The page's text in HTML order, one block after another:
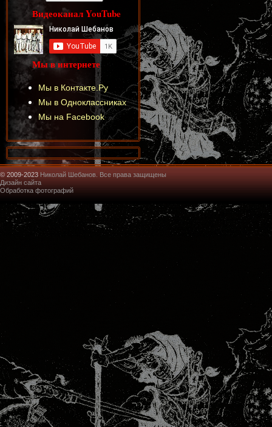
Видеоканал YouTube
Мы в интернете
Мы в Контакте.Ру
Мы в Одноклассниках
Мы на Facebook
© 2009-2023 Николай Шебанов. Все права защищены
Дизайн сайта
Обработка фотографий